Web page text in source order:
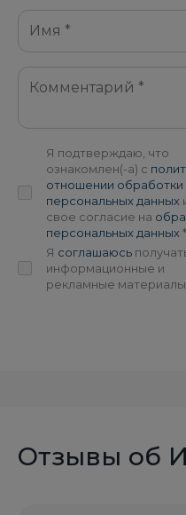
Я подтверждаю, что
ознакомлен(-а) с
отношении обработки
персональных данных
свое согласие на
персональных данных*
Я соглашаюсь
информационные и
рекламные материалы
Отзывы об